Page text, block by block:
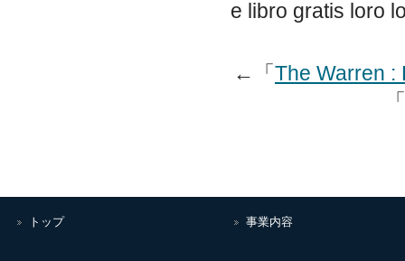
e libro gratis loro
←「The Warren :
「
トップ 事業内容